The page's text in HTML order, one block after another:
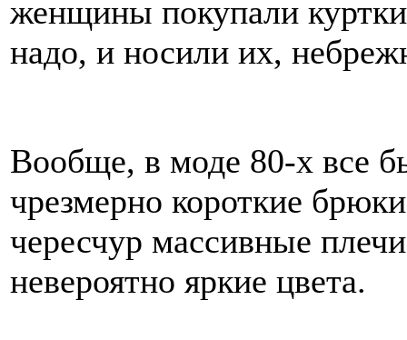
женщины покупали
надо, и носили их,
Вообще, в моде 80-х все
чрезмерно короткие
чересчур массивные
невероятно яркие цвета.